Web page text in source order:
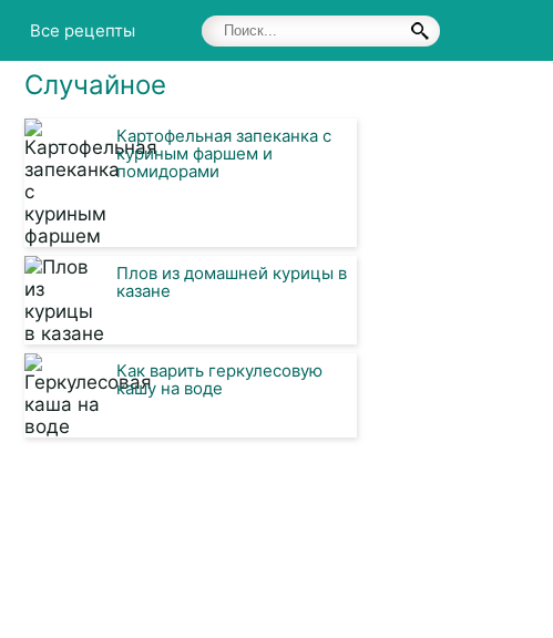
Все рецепты
Случайное
Картофельная запеканка с
куриным фаршем и
помидорами
Плов из домашней курицы в
казане
Как варить геркулесовую
кашу на воде